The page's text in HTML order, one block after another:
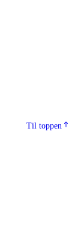
Til toppen